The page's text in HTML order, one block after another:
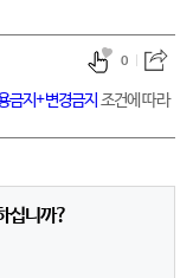
금지+변경금지 조건에 따라
0
십니까?